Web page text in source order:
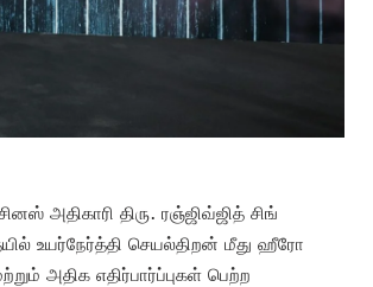
அதிகாரி திரு. ரஞ்ஜிவ்ஜித் சிங்
உயர்நேர்த்தி செயல்திறன் மீது ஹீரோ
அதிக எதிர்பார்ப்புகள் பெற்ற